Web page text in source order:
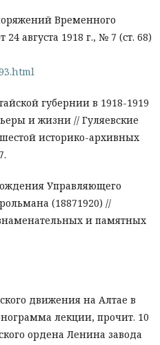
Временного
августа 1918 г., № 7 (ст. 68)
губернии в 1918-1919
и жизни // Гуляевские
историко-архивных
Управляющего
(18871920) //
и памятных
движения на Алтае в
лекции, прочит. 10
ордена Ленина завода